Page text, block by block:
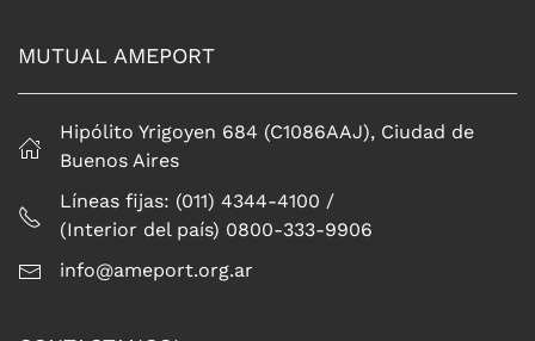
MUTUAL AMEPORT
Hipólito Yrigoyen 684 (C1086AAJ), Ciudad de
Buenos Aires
Líneas fijas: (011) 4344-4100 /
(Interior del país) 0800-333-9906
info@ameport.org.ar